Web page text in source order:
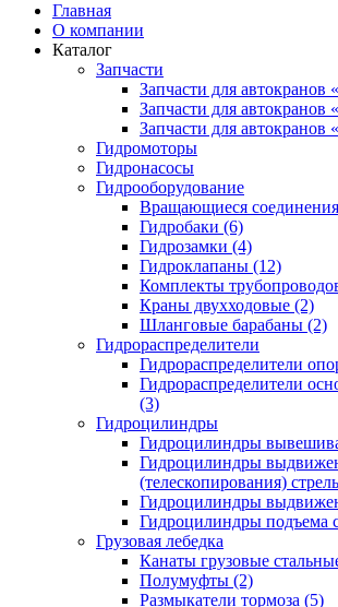
Главная
О компании
Каталог
Запчасти
Запчасти для автокранов
Запчасти для автокранов
Запчасти для
Гидромоторы
Гидронасосы
Гидрооборудование
Вращающиеся
Гидробаки (6)
Гидрозамки (4)
Гидроклапаны (12)
Комплекты
Краны двухходовые (2)
Шланговые барабаны (2)
Гидрораспределители
Гидрораспределители
Гидрораспределители
(3)
Гидроцилиндры
Гидроцилиндры
Гидроцилиндры
(телескопирования)
Гидроцилиндры
Гидроцилиндры подъема
Грузовая лебедка
Канаты грузовые
Полумуфты (2)
Размыкатели тормоза (5)